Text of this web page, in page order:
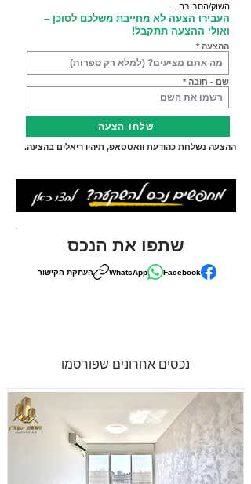
השוק/הסביבה ...
העבירו הצעה לא מחייבת משלכם לסוכן –
ואולי ההצעה תתקבל!
ההצעה
שם - חובה
שלחו הצעה
ההצעה נשלחת כהודעת וואטסאפ, תיהיו ריאלים בהצעה.
שתפו את הנכס
Facebook
WhatsApp העתקת הקישור
נכסים אחרונים שפורסמו